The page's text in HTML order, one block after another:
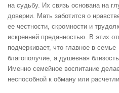
на судьбу. Их связь основана на
доверии. Мать заботится о
ее честности, скромности и
искренней преданностью. В этих
подчеркивает, что главное в
благополучие, а душевная
Именно семейное воспитание
неспособной к обману или